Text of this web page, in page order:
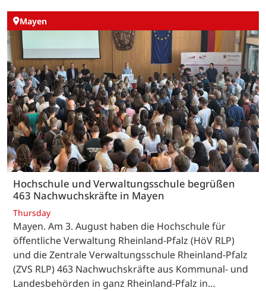
Mayen
Hochschule und Verwaltungsschule begrüßen
463 Nachwuchskräfte in Mayen
Thursday
Mayen. Am 3. August haben die Hochschule für
öffentliche Verwaltung Rheinland-Pfalz (HöV RLP)
und die Zentrale Verwaltungsschule Rheinland-Pfalz
(ZVS RLP) 463 Nachwuchskräfte aus Kommunal- und
Landesbehörden in ganz Rheinland-Pfalz in…